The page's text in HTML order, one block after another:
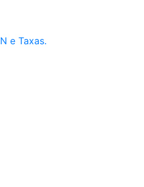
e Taxas.